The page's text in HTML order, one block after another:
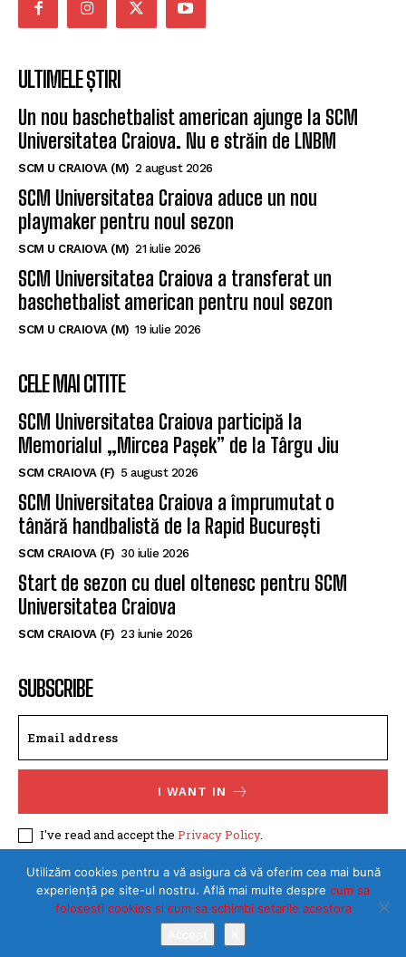
ULTIMELE ȘTIRI
Un nou baschetbalist american ajunge la SCM
Universitatea Craiova. Nu e străin de LNBM
SCM U CRAIOVA (M) 2 august 2026
SCM Universitatea Craiova aduce un nou
playmaker pentru noul sezon
SCM U CRAIOVA (M) 21 iulie 2026
SCM Universitatea Craiova a transferat un
baschetbalist american pentru noul sezon
CELE MAI CITITE
SCM Universitatea Craiova participă la
Memorialul „Mircea Pașek” de la Târgu Jiu
SCM CRAIOVA (F) 5 august 2026
SCM Universitatea Craiova a împrumutat o
tânără handbalistă de la Rapid București
SCM CRAIOVA (F) 30 iulie 2026
Start de sezon cu duel oltenesc pentru SCM
Universitatea Craiova
SUBSCRIBE
I've read and accept thePrivacy Policy.
Utilizăm cookies pentru a vă asigura că vă oferim cea mai bună
experiență pe site-ul nostru. Află mai multe despre cum sa
folosesti cookies si cum sa schimbi setarile acestora